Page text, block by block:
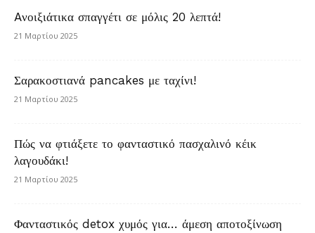
Aνοιξιάτικα σπαγγέτι σε μόλις 20 λεπτά!
21 Μαρτίου 2025
Σαρακοστιανά pancakes με ταχίνι!
21 Μαρτίου 2025
Πώς να φτιάξετε το φανταστικό πασχαλινό κέικ
λαγουδάκι!
21 Μαρτίου 2025
Φανταστικός detox χυμός για… άμεση αποτοξίνωση